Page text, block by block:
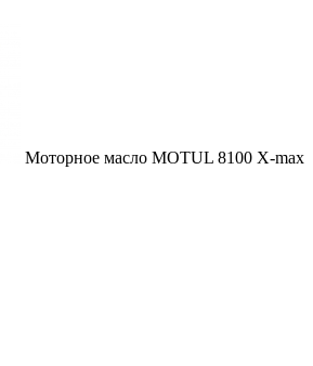
Моторное масло MOTUL 8100 X-max